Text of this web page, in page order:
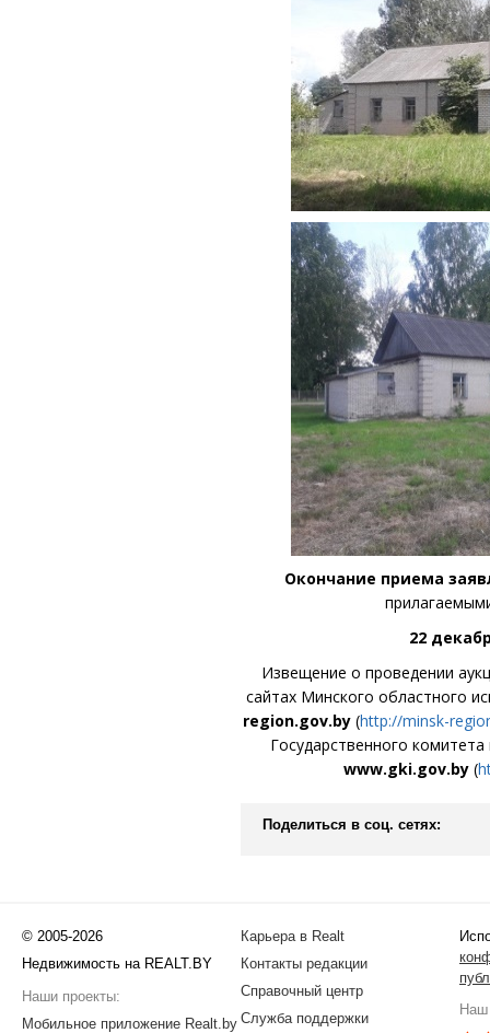
Окончание приема
22
Извещение о проведении
сайтах Минского областного
region.gov.by(http://minsk-
Государственного
www.gki.gov.by(
Поделиться в соц. сетях:
© 2005-2026
Недвижимость на REALT.BY
Наши проекты:
Мобильное приложение Realt.by
Карьера в Realt
Контакты редакции
Справочный центр
Служба поддержки
Наш